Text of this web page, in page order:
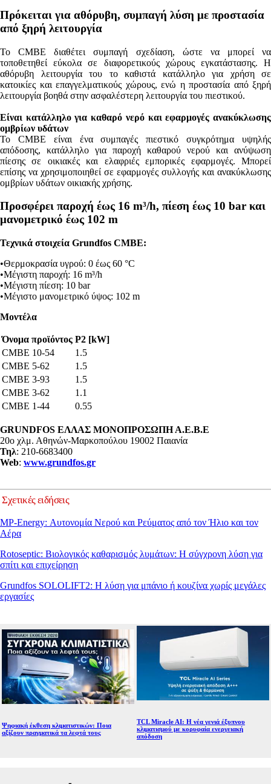
Πρόκειται για αθόρυβη, συμπαγή λύση με προστασία
από ξηρή λειτουργία
Το CMBE διαθέτει συμπαγή σχεδίαση, ώστε να μπορεί να
τοποθετηθεί εύκολα σε διαφορετικούς χώρους εγκατάστασης. Η
αθόρυβη λειτουργία του το καθιστά κατάλληλο για χρήση σε
κατοικίες και επαγγελματικούς χώρους, ενώ η προστασία από ξηρή
λειτουργία βοηθά στην ασφαλέστερη λειτουργία του πιεστικού.
Είναι κατάλληλο για καθαρό νερό και εφαρμογές ανακύκλωσης
ομβρίων υδάτων
Το CMBE είναι ένα συμπαγές πιεστικό συγκρότημα υψηλής
απόδοσης, κατάλληλο για παροχή καθαρού νερού και ανύψωση
πίεσης σε οικιακές και ελαφριές εμπορικές εφαρμογές. Μπορεί
επίσης να χρησιμοποιηθεί σε εφαρμογές συλλογής και ανακύκλωσης
ομβρίων υδάτων οικιακής χρήσης.
Προσφέρει παροχή έως 16 m³/h, πίεση έως 10 bar και
μανομετρικό έως 102 m
Τεχνικά στοιχεία Grundfos CMBE:
•Θερμοκρασία υγρού: 0 έως 60 °C
•Μέγιστη παροχή: 16 m³/h
•Μέγιστη πίεση: 10 bar
•Μέγιστο μανομετρικό ύψος: 102 m
Μοντέλα
Όνομα προϊόντος Ρ2 [kW]
CMBE 10-54
1.5
CMBE 5-62
1.5
CMBE 3-93
1.5
CMBE 3-62
1.1
CMBE 1-44
0.55
GRUNDFOS ΕΛΛΑΣ ΜΟΝΟΠΡΟΣΩΠΗ Α.Ε.Β.Ε
20ο χλμ. Αθηνών-Μαρκοπούλου 19002 Παιανία
Τηλ: 210-6683400
Web: www.grundfos.gr
Σχετικές ειδήσεις
MP-Energy: Αυτονομία Νερού και Ρεύματος από τον Ήλιο και τον
Αέρα
Rotoseptic: Βιολογικός καθαρισμός λυμάτων: Η σύγχρονη λύση για
σπίτι και επιχείρηση
Grundfos SOLOLIFT2: Η λύση για μπάνιο ή κουζίνα χωρίς μεγάλες
εργασίες
Ψηφιακή έκθεση κλιματιστικών: Ποια
αξίζουν πραγματικά τα λεφτά τους
TCL Miracle AI: Η νέα γενιά έξυπνου
κλιματισμού με κορυφαία ενεργειακή
απόδοση